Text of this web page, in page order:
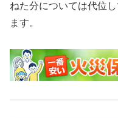
ねた分については代位
ます。